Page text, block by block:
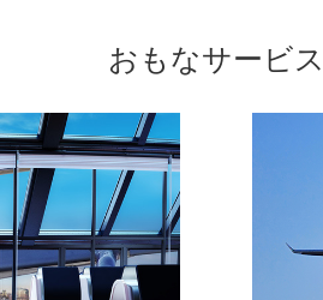
おもなサービス